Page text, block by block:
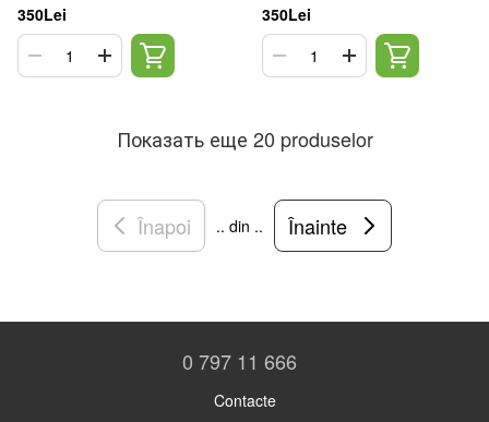
350Lei 350Lei
Показать еще 20 produselor
Înapoi .. din .. Înainte
0 797 11 666
Contacte